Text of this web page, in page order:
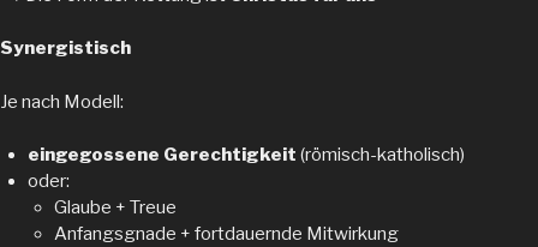
Synergistisch
Je nach Modell:
eingegossene Gerechtigkeit (römisch-katholisch)
oder:
Glaube + Treue
Anfangsgnade + fortdauernde Mitwirkung